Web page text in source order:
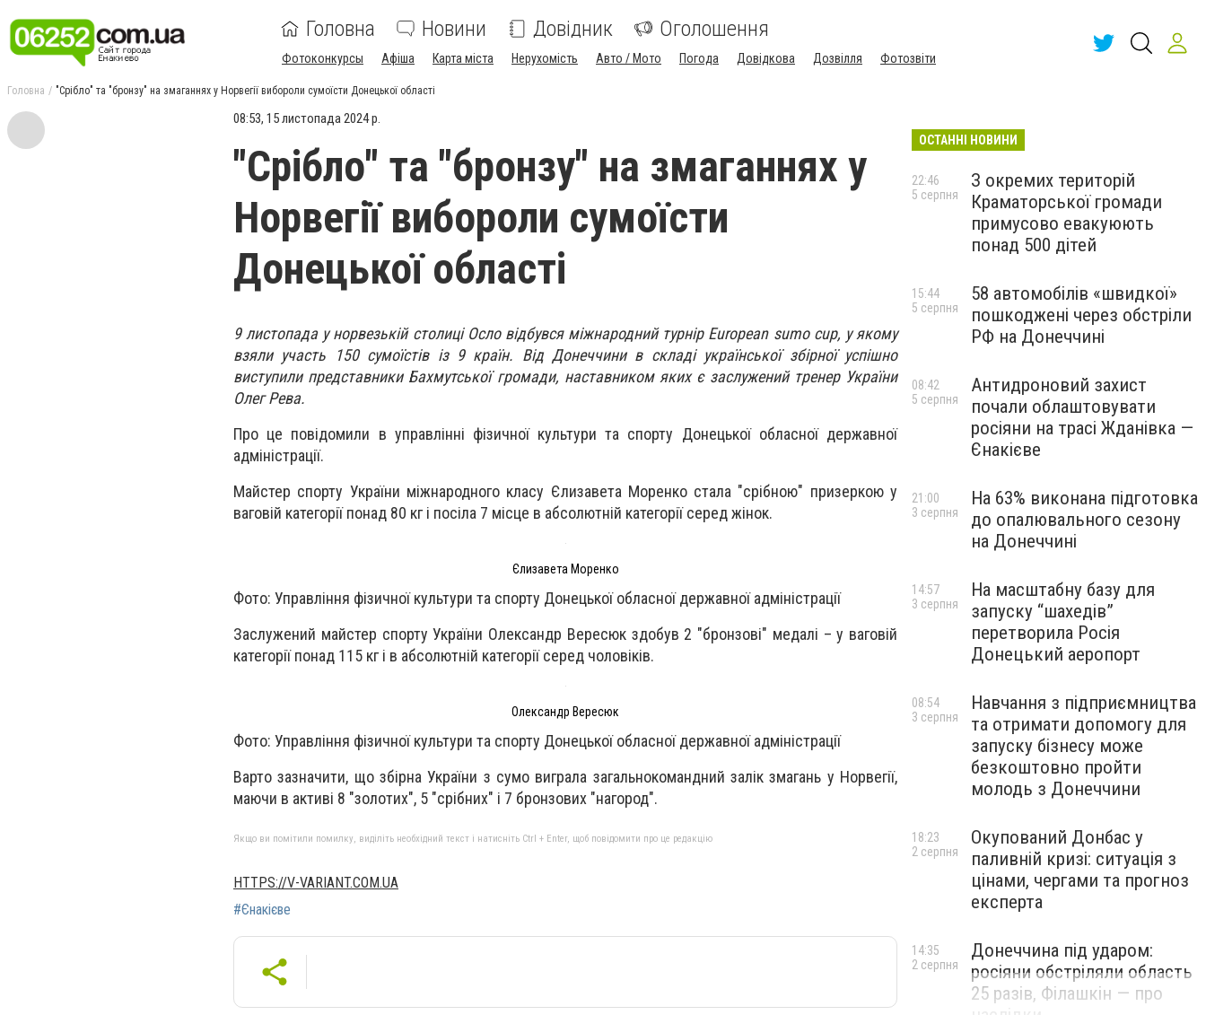
Головна Новини Довідник Оголошення
Фотоконкурсы Афіша Карта міста Нерухомість Авто / Мото Погода Довідкова Дозвілля Фотозвіти
Головна "Срібло" та "бронзу" на змаганнях у Норвегії вибороли сумоїсти Донецької області
08:53, 15 листопада 2024 р.
"Срібло" та "бронзу" на змаганнях у
Норвегії вибороли сумоїсти
Донецької області
9 листопада у норвезькій столиці Осло відбувся міжнародний турнір European sumo cup, у якому
взяли участь 150 сумоїстів із 9 країн. Від Донеччини в складі української збірної успішно
виступили представники Бахмутської громади, наставником яких є заслужений тренер України
Олег Рева.
Про це повідомили в управлінні фізичної культури та спорту Донецької обласної державної
адміністрації.
Майстер спорту України міжнародного класу Єлизавета Моренко стала "срібною" призеркою у
ваговій категорії понад 80 кг і посіла 7 місце в абсолютній категорії серед жінок.
Єлизавета Моренко
Фото: Управління фізичної культури та спорту Донецької обласної державної адміністрації
Заслужений майстер спорту України Олександр Вересюк здобув 2 "бронзові" медалі – у ваговій
категорії понад 115 кг і в абсолютній категорії серед чоловіків.
Олександр Вересюк
Фото: Управління фізичної культури та спорту Донецької обласної державної адміністрації
Варто зазначити, що збірна України з сумо виграла загальнокомандний залік змагань у Норвегії,
маючи в активі 8 "золотих", 5 "срібних" і 7 бронзових "нагород".
Якщо ви помітили помилку, виділіть необхідний текст і натисніть Ctrl + Enter, щоб повідомити про це редакцію
HTTPS://V-VARIANT.COM.UA
#Єнакієве
ОСТАННІ НОВИНИ
З окремих територій
Краматорської громади
примусово евакуюють
понад 500 дітей
22:46
5 серпня
58 автомобілів «швидкої»
пошкоджені через обстріли
РФ на Донеччині
15:44
5 серпня
Антидроновий захист
почали облаштовувати
росіяни на трасі Жданівка —
Єнакієве
08:42
5 серпня
На 63% виконана підготовка
до опалювального сезону
на Донеччині
21:00
3 серпня
На масштабну базу для
запуску “шахедів”
перетворила Росія
Донецький аеропорт
14:57
3 серпня
Навчання з підприємництва
та отримати допомогу для
запуску бізнесу може
безкоштовно пройти
молодь з Донеччини
08:54
3 серпня
Окупований Донбас у
паливній кризі: ситуація з
цінами, чергами та прогноз
експерта
18:23
2 серпня
Донеччина під ударом:
росіяни обстріляли область
25 разів, Філашкін — про
14:35
2 серпня